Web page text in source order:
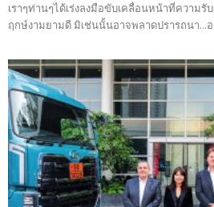
เราๆท่านๆได้เร่งลงมือขับเคลื่อนหน้าที่ความรั
ฤกษ์งามยามดี มิเช่นนั้นอาจพลาดปรารถนา...อ